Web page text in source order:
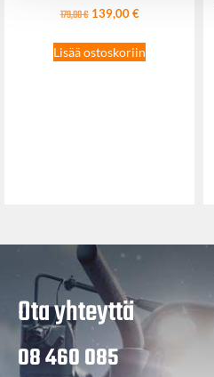
179,00€ 139,00€
Lisää ostoskoriin
Ota yhteyttä
08 460 085